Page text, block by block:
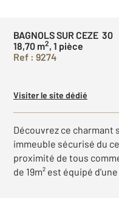
BAGNOLS SUR CEZE 30
18,70 m2, 1 pièce
Ref : 9274
Visiter le site dédié
Découvrez ce charmant
immeuble sécurisé du
proximité de tous
de 19m² est équipé